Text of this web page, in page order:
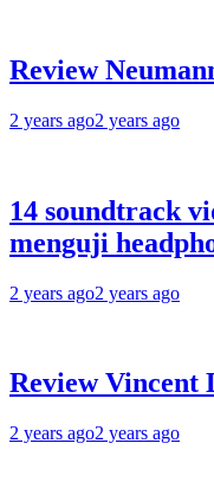
Review
2 years ago2 years ago
14 soundtrack
menguji
2 years ago2 years ago
Review Vincent
2 years ago2 years ago